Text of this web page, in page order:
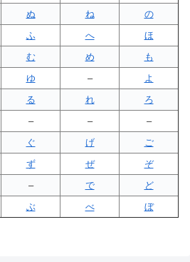
ぬ ね
の
ふ へ
ほ
む め
も
ゆ –
よ
る れ
ろ
– –
–
ぐ げ
ご
ず ぜ
ぞ
– で
ど
ぶ べ ぼ